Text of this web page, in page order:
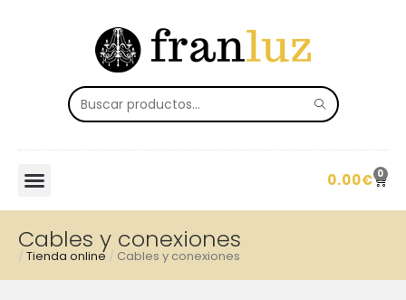
0.00€ 0
Cables y conexiones
/ Tienda online / Cables y conexiones